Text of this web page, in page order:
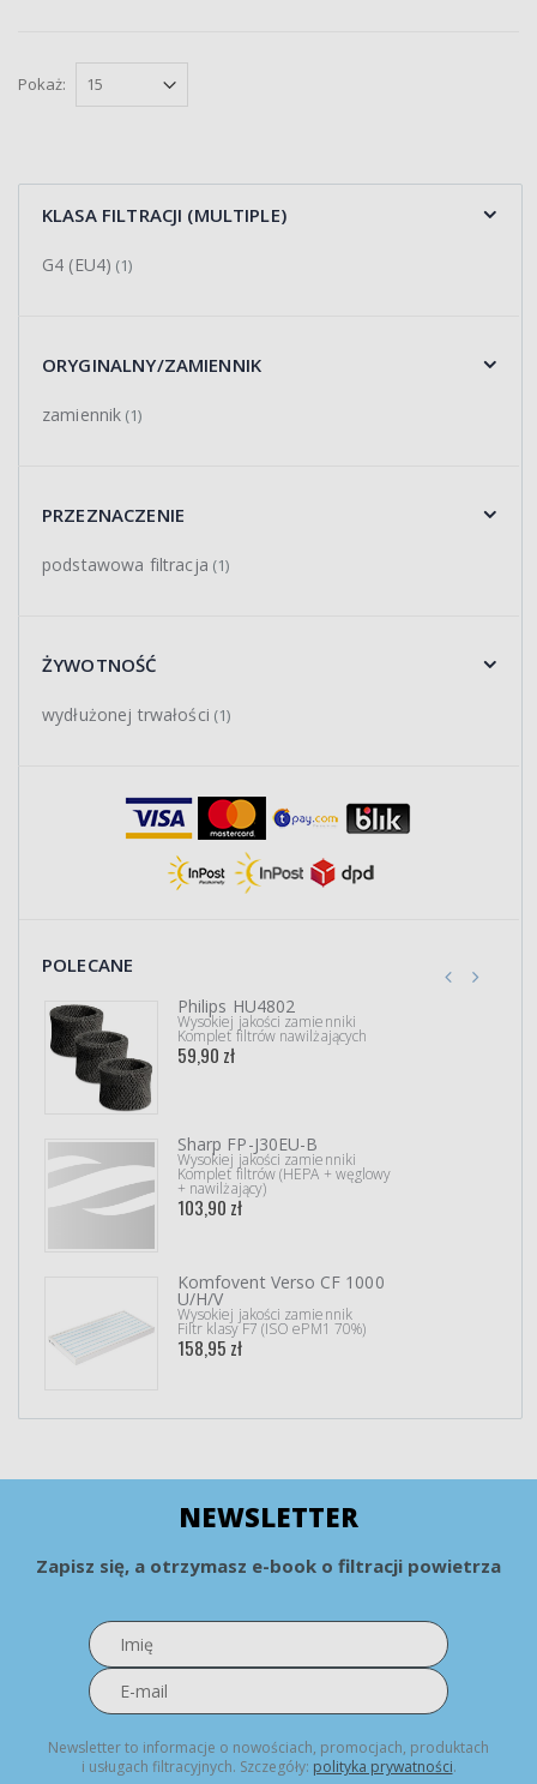
Pokaż:
KLASA FILTRACJI (MULTIPLE)
G4 (EU4) (1)
ORYGINALNY/ZAMIENNIK
zamiennik (1)
PRZEZNACZENIE
podstawowa filtracja (1)
ŻYWOTNOŚĆ
wydłużonej trwałości (1)
POLECANE
Philips HU4802
Wysokiej jakości zamienniki
Komplet filtrów nawilżających
59,90 zł
Sharp FP-J30EU-B
Wysokiej jakości zamienniki
Komplet filtrów (HEPA + węglowy
+ nawilżający)
103,90 zł
Komfovent Verso CF 1000
U/H/V
Wysokiej jakości zamiennik
Filtr klasy F7 (ISO ePM1 70%)
158,95 zł
NEWSLETTER
Zapisz się, a otrzymasz e-book o filtracji powietrza
Newsletter to informacje o nowościach, promocjach, produktach
i usługach filtracyjnych. Szczegóły: polityka prywatności.